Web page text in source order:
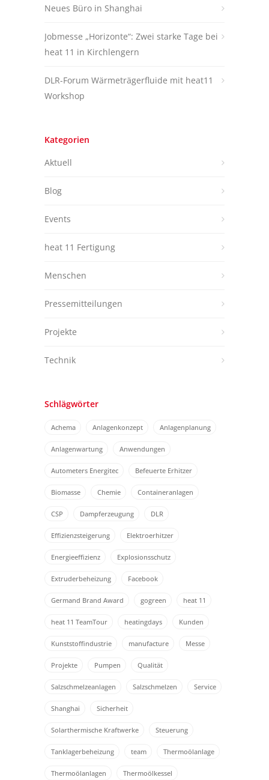
Neues Büro in Shanghai
Jobmesse „Horizonte“: Zwei starke Tage bei
heat 11 in Kirchlengern
DLR-Forum Wärmeträgerfluide mit heat11
Workshop
Kategorien
Aktuell
Blog
Events
heat 11 Fertigung
Menschen
Pressemitteilungen
Projekte
Technik
Schlägwörter
Achema Anlagenkonzept Anlagenplanung
Anlagenwartung Anwendungen
Autometers Energitec Befeuerte Erhitzer
Biomasse Chemie Containeranlagen
CSP Dampferzeugung DLR
Effizienzsteigerung Elektroerhitzer
Energieeffizienz Explosionsschutz
Extruderbeheizung Facebook
Germand Brand Award gogreen heat 11
heat 11 TeamTour heatingdays Kunden
Kunststoffindustrie manufacture Messe
Projekte Pumpen Qualität
Salzschmelzeanlagen Salzschmelzen Service
Shanghai Sicherheit
Solarthermische Kraftwerke Steuerung
Tanklagerbeheizung team Thermoölanlage
Thermoölanlagen Thermoölkessel